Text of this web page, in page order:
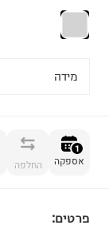
מידה
1
אספקה החלפה
פרטים: